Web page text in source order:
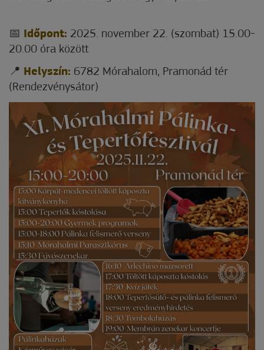
📅 Időpont: 2025. november 22. (szombat) 15.00-
20.00 óra között
📍 Helyszín: 6782 Mórahalom, Pramonád tér
(Rendezvénysátor)